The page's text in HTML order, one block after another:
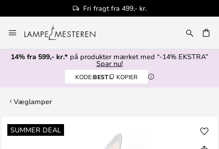
Fri fragt fra 499,- kr.
to
Content
14% fra 599,- kr.* på produkter mærket med “-14% EKSTRA”
Spar nu!
KODE:BEST KOPIER
Væglamper
SUMMER DEAL
Gå
til